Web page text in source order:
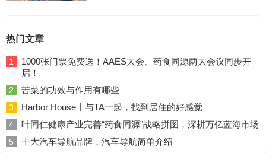
热门文章
1
1000张门票免费送！AAES大会、药食同源两大会议同步开
启！
2 苦菜的功效与作用有哪些
3 Harbor House丨与TA一起，找到居住的好感觉
4 叶同仁健康产业完善“药食同源”战略拼图，深耕万亿蓝海市场
5 十大汽车导航品牌，汽车导航简单介绍